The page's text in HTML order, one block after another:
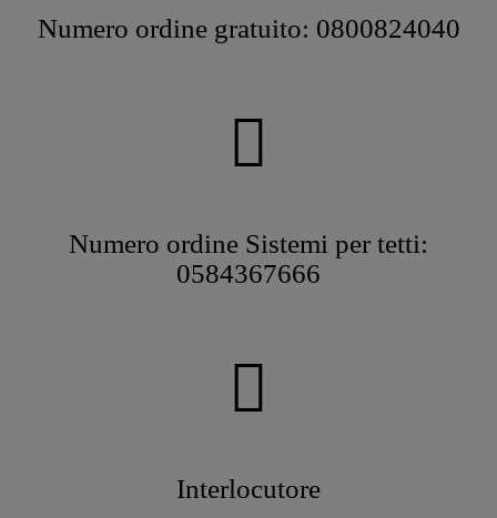
Numero ordine gratuito: 0800824040
Numero ordine Sistemi per tetti:
0584367666
Interlocutore